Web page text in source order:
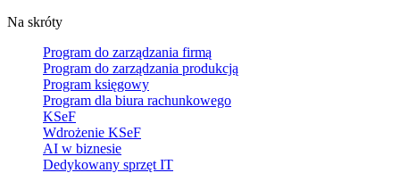
Na skróty
Program do zarządzania firmą
Program do zarządzania produkcją
Program księgowy
Program dla biura rachunkowego
KSeF
Wdrożenie KSeF
AI w biznesie
Dedykowany sprzęt IT